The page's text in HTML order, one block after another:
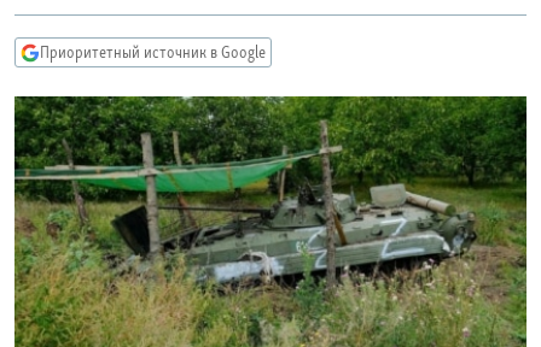
Вернутся
поиску
КАВКАЗ.РЕАЛИИ
СЕВЕР.РЕАЛИИ
СИБИРЬ.РЕАЛИИ
РАСПИСАНИЕ ВЕЩАНИЯ
ПОДПИШИТЕСЬ НА РАССЫЛКУ
СОЦИАЛЬНЫЕ СЕТИ
Приоритетный источник в Google